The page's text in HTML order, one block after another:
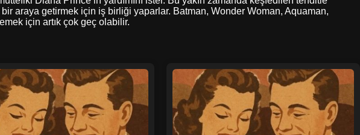
araya getirmek için iş birliği yaparlar. Batman, Wonder Woman, Aquaman,
için artık çok geç olabilir.